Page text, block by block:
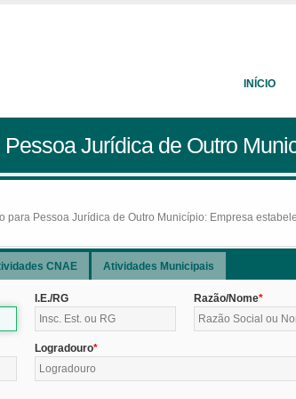
INÍCIO
Jurídica de Outro
para Pessoa Jurídica de Outro Município: Empresa
CNAE Atividades Municipais
I.E./RG Razão/Nome
Logradouro